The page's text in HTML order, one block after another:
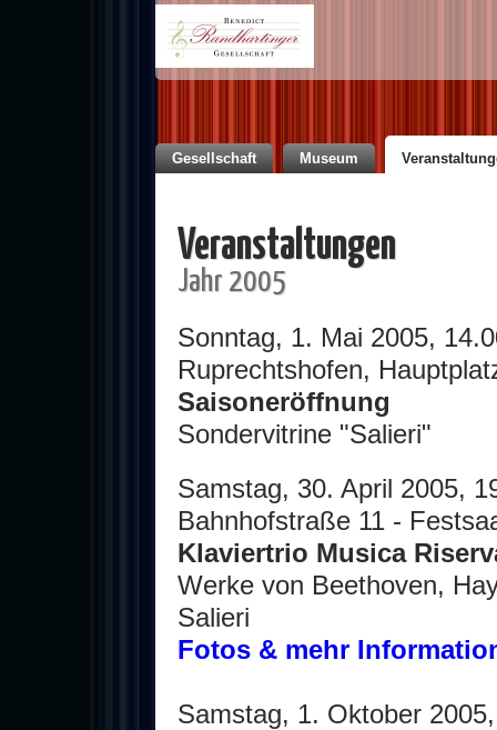
Gesellschaft Museum
Veranstaltungen
Jahr 2005
Sonntag, 1. Mai 2005,
Ruprechtshofen,
Saisoneröffnung
Sondervitrine "Salieri"
Samstag, 30. April 2005,
Bahnhofstraße 11 -
Klaviertrio Musica
Werke von Beethoven,
Salieri
Fotos & mehr
Samstag, 1. Oktober